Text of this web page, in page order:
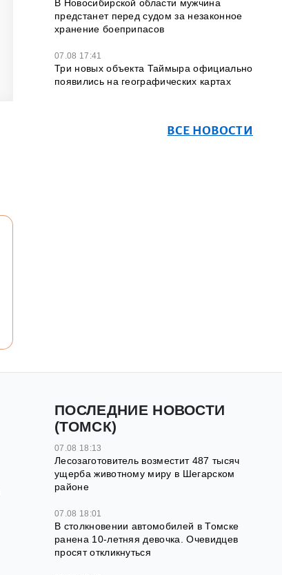
В Новосибирской области мужчина
предстанет перед судом за незаконное
хранение боеприпасов
07.08 17:41
Три новых объекта Таймыра официально
появились на географических картах
ВСЕ НОВОСТИ
ПОСЛЕДНИЕ НОВОСТИ
(ТОМСК)
07.08 18:13
Лесозаготовитель возместит 487 тысяч
ущерба животному миру в Шегарском
районе
07.08 18:01
В столкновении автомобилей в Томске
ранена 10-летняя девочка. Очевидцев
просят откликнуться